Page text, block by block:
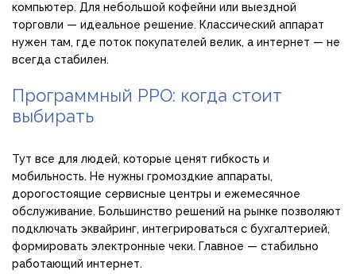
компьютер. Для небольшой кофейни или выездной
торговли — идеальное решение. Классический аппарат
нужен там, где поток покупателей велик, а интернет — не
всегда стабилен.
Программный РРО: когда стоит
выбирать
Тут все для людей, которые ценят гибкость и
мобильность. Не нужны громоздкие аппараты,
дорогостоящие сервисные центры и ежемесячное
обслуживание. Большинство решений на рынке позволяют
подключать эквайринг, интегрироваться с бухгалтерией,
формировать электронные чеки. Главное — стабильно
работающий интернет.